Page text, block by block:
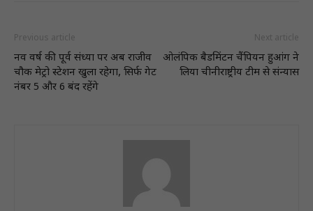
Previous article
नव वर्ष की पूर्व संध्या पर अब राजीव
चौक मेट्रो स्टेशन खुला रहेगा, सिर्फ गेट
नंबर 5 और 6 बंद रहेंगे
Next article
ओलंपिक बैडमिंटन चैंपियन हुआंग ने
लिया चीनीराष्ट्रीय टीम से संन्यास